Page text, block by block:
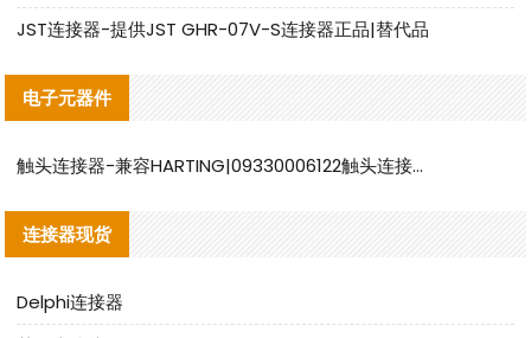
JST连接器-提供JST GHR-07V-S连接器正品|替代品
电子元器件
触头连接器-兼容HARTING|09330006122触头连接器替代品说明
连接器现货
Delphi连接器